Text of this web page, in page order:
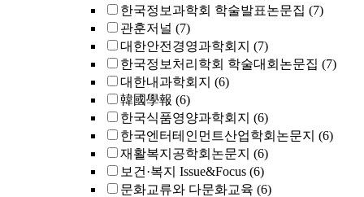
한국정보과학회 학술발표논문집 (7)
관훈저널 (7)
대한안전경영과학회지 (7)
한국정보처리학회 학술대회논문집 (7)
대한내과학회지 (6)
韓國學報 (6)
한국식품영양과학회지 (6)
한국엔터테인먼트산업학회논문지 (6)
재활복지공학회논문지 (6)
보건·복지 Issue&Focus (6)
문화교류와 다문화교육 (6)